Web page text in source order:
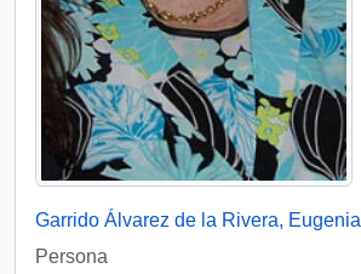
Garrido Álvarez de la Rivera, Eugenia
Persona